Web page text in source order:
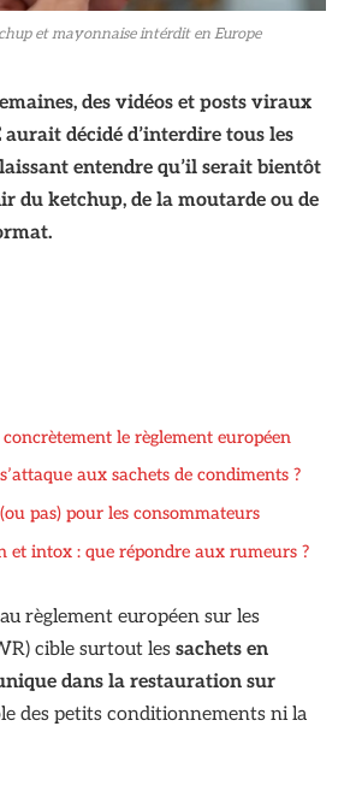
et mayonnaise intérdit en Europe
des vidéos et posts viraux
décidé d’interdire tous les
entendre qu’il serait bientôt
du ketchup, de la moutarde ou de
le règlement européen
aux sachets de condiments ?
pas) pour les consommateurs
et intox : que répondre aux rumeurs ?
règlement européen sur les
cible surtout les sachets en
dans la restauration sur
des petits conditionnements ni la